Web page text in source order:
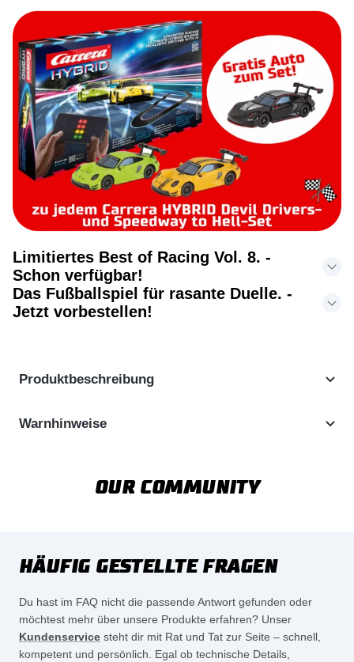
Limitiertes Best of Racing Vol. 8. -
Schon verfügbar!
Das Fußballspiel für rasante Duelle. -
Jetzt vorbestellen!
Produktbeschreibung
Warnhinweise
OUR COMMUNITY
HÄUFIG GESTELLTE FRAGEN
Du hast im FAQ nicht die passende Antwort gefunden oder
möchtest mehr über unsere Produkte erfahren? Unser
Kundenservice steht dir mit Rat und Tat zur Seite – schnell,
kompetent und persönlich. Egal ob technische Details,